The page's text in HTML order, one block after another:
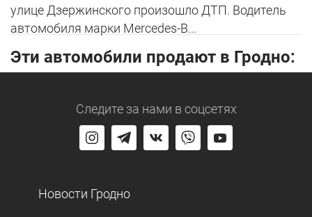
улице Дзержинского произошло ДТП. Водитель
автомобиля марки Mercedes-B...
Эти автомобили продают в Гродно:
Следите за нами в соцсетях
Новости Гродно